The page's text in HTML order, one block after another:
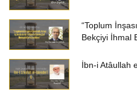
“Toplum
Bekçiyi İhmal
İbn-i Atâullah